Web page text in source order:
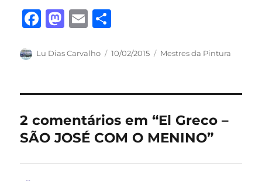
F
c
b
o
o
k
M
st
d
o
n
E
ai a
Autor
Lu Dias Carvalho
Publicado
10/02/2015 Categorias
Mestres da Pintura
2 comentários em “El Greco –
SÃO JOSÉ COM O MENINO”